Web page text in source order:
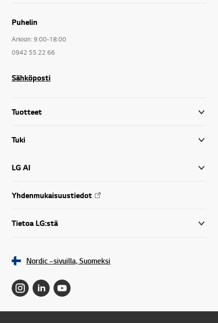
Puhelin
Arkisin: 9:00-18:00
0942 55 22 66
Sähköposti
Tuotteet
Tuki
LG AI
Yhdenmukaisuustiedot
Tietoa LG:stä
Nordic –sivuilla, Suomeksi